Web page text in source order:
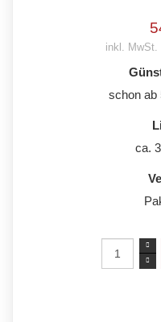
inkl. MwSt.
schon ab
ca.